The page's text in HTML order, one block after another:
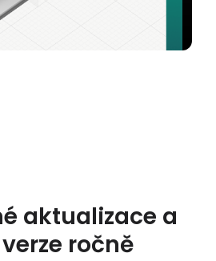
aktualizace a
ročně